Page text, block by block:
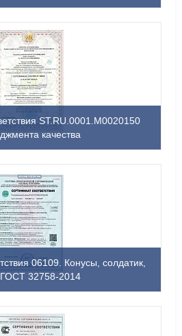
ST.RU.0001.M0020150
качества
06109. Конусы, солдатик,
ГОСТ 32758-2014